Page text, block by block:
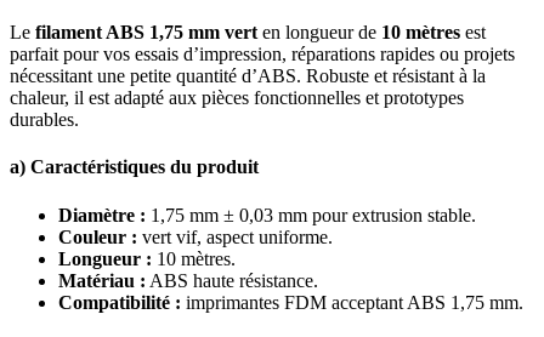
Le filament ABS 1,75 mm vert en longueur de 10 mètres est
parfait pour vos essais d’impression, réparations rapides ou projets
nécessitant une petite quantité d’ABS. Robuste et résistant à la
chaleur, il est adapté aux pièces fonctionnelles et prototypes
durables.
a) Caractéristiques du produit
Diamètre : 1,75 mm ± 0,03 mm pour extrusion stable.
Couleur : vert vif, aspect uniforme.
Longueur : 10 mètres.
Matériau : ABS haute résistance.
Compatibilité : imprimantes FDM acceptant ABS 1,75 mm.